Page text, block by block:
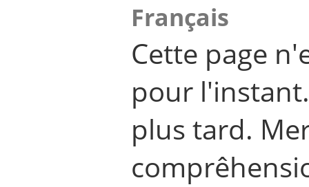
Français
Cette page
pour
plus tard.